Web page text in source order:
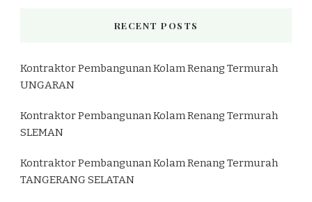
RECENT POSTS
Kontraktor Pembangunan Kolam Renang Termurah
UNGARAN
Kontraktor Pembangunan Kolam Renang Termurah
SLEMAN
Kontraktor Pembangunan Kolam Renang Termurah
TANGERANG SELATAN